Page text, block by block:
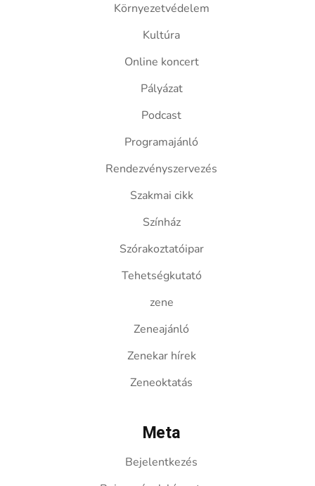
Környezetvédelem
Kultúra
Online koncert
Pályázat
Podcast
Programajánló
Rendezvényszervezés
Szakmai cikk
Színház
Szórakoztatóipar
Tehetségkutató
zene
Zeneajánló
Zenekar hírek
Zeneoktatás
Meta
Bejelentkezés